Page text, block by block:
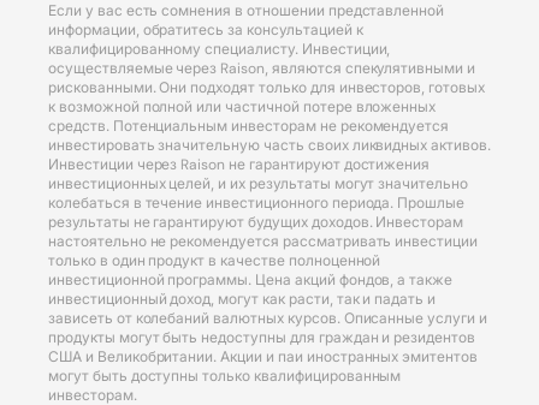
Если у вас есть сомнения в отношении представленной
информации, обратитесь за консультацией к
квалифицированному специалисту. Инвестиции,
осуществляемые через Raison, являются спекулятивными и
рискованными. Они подходят только для инвесторов, готовых
к возможной полной или частичной потере вложенных
средств. Потенциальным инвесторам не рекомендуется
инвестировать значительную часть своих ликвидных активов.
Инвестиции через Raison не гарантируют достижения
инвестиционных целей, и их результаты могут значительно
колебаться в течение инвестиционного периода. Прошлые
результаты не гарантируют будущих доходов. Инвесторам
настоятельно не рекомендуется рассматривать инвестиции
только в один продукт в качестве полноценной
инвестиционной программы. Цена акций фондов, а также
инвестиционный доход, могут как расти, так и падать и
зависеть от колебаний валютных курсов. Описанные услуги и
продукты могут быть недоступны для граждан и резидентов
США и Великобритании. Акции и паи иностранных эмитентов
могут быть доступны только квалифицированным
инвесторам.